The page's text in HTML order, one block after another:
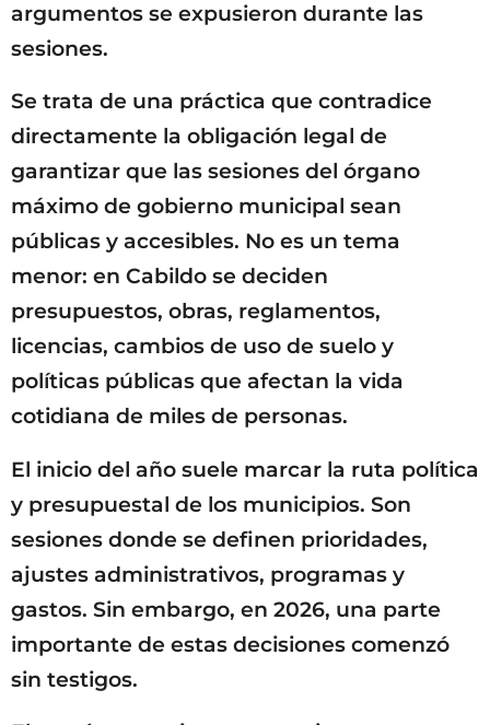
argumentos se expusieron durante las
sesiones.
Se trata de una práctica que contradice
directamente la obligación legal de
garantizar que las sesiones del órgano
máximo de gobierno municipal sean
públicas y accesibles. No es un tema
menor: en Cabildo se deciden
presupuestos, obras, reglamentos,
licencias, cambios de uso de suelo y
políticas públicas que afectan la vida
cotidiana de miles de personas.
El inicio del año suele marcar la ruta política
y presupuestal de los municipios. Son
sesiones donde se definen prioridades,
ajustes administrativos, programas y
gastos. Sin embargo, en 2026, una parte
importante de estas decisiones comenzó
sin testigos.